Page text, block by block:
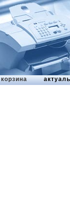
корзина